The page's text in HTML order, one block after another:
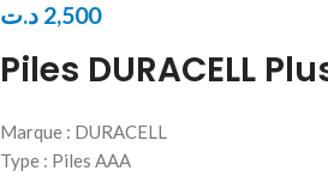
2,500 د.ت
Piles DURACELL
Marque : DURACELL
Type : Piles AAA